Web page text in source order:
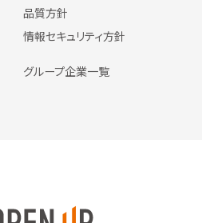
品質方針
情報セキュリティ方針
グループ企業一覧